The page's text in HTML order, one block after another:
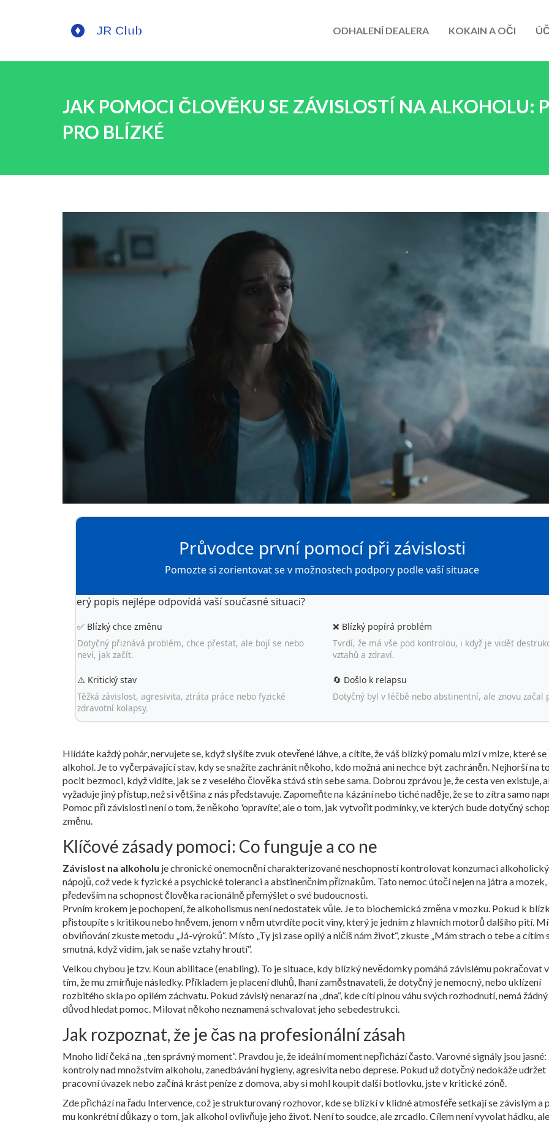
ODHALENÍ DEALERA KOKAIN A OČI
JAK POMOCI ČLOVĚKU SE ZÁVISLOSTÍ NA ALKOHOLU:
PRO BLÍZKÉ
Průvodce první pomocí při závislosti
Pomozte si zorientovat se v možnostech podpory podle vaší situace
Který popis nejlépe odpovídá vaší současné situaci?
✅ Blízký chce změnu
Dotyčný přiznává problém, chce přestat, ale bojí se nebo
neví, jak začít.
❌ Blízký popírá problém
Tvrdí, že má vše pod kontrolou, i když je vidět
vztahů a zdraví.
⚠️ Kritický stav
Těžká závislost, agresivita, ztráta práce nebo fyzické
zdravotní kolapsy.
🔄 Došlo k relapsu
Dotyčný byl v léčbě nebo abstinentní, ale znovu začal
Hlídáte každý pohár, nervujete se, když slyšíte zvuk otevřené láhve, a cítíte, že váš blízký pomalu mizí v mlze, které se
alkohol. Je to vyčerpávající stav, kdy se snažíte zachránit někoho, kdo možná ani nechce být zachráněn. Nejhorší na
pocit bezmoci, když vidíte, jak se z veselého člověka stává stín sebe sama. Dobrou zprávou je, že cesta ven existuje,
vyžaduje jiný přístup, než si většina z nás představuje. Zapomeňte na kázání nebo tiché naděje, že se to zítra samo
Pomoc při závislosti není o tom, že někoho 'opravíte', ale o tom, jak vytvořit podmínky, ve kterých bude dotyčný
změnu.
Klíčové zásady pomoci: Co funguje a co ne
Závislost na alkoholu jechronické onemocnění charakterizované neschopností kontrolovat konzumaci
nápojů, což vede k fyzické a psychické toleranci a abstinenčním příznakům. Tato nemoc útočí nejen na játra a mozek,
především na schopnost člověka racionálně přemýšlet o své budoucnosti.
Prvním krokem je pochopení, že alkoholismus není nedostatek vůle. Je to biochemická změna v mozku. Pokud k
přistoupíte s kritikou nebo hněvem, jenom v něm utvrdíte pocit viny, který je jedním z hlavních motorů dalšího pití.
obviňování zkuste metodu „Já-výroků“. Místo „Ty jsi zase opilý a ničíš nám život“, zkuste „Mám strach o tebe a cítím
smutná, když vidím, jak se naše vztahy hroutí“.
Velkou chybou je tzv. Koun abilitace(enabling). To je situace, kdy blízký nevědomky pomáhá závislému pokračovat
tím, že mu zmírňuje následky. Příkladem je placení dluhů, lhaní zaměstnavateli, že dotyčný je nemocný, nebo uklízení
rozbitého skla po opilém záchvatu. Pokud závislý nenarazí na „dna“, kde cítí plnou váhu svých rozhodnutí, nemá
důvod hledat pomoc. Milovat někoho neznamená schvalovat jeho sebedestrukci.
Jak rozpoznat, že je čas na profesionální zásah
Mnoho lidí čeká na „ten správný moment“. Pravdou je, že ideální moment nepřichází často. Varovné signály jsou
kontroly nad množstvím alkoholu, zanedbávání hygieny, agresivita nebo deprese. Pokud už dotyčný nedokáže udržet
pracovní úvazek nebo začíná krást peníze z domova, aby si mohl koupit další botlovku, jste v kritické zóně.
Zde přichází na řadu Intervence, což je strukturovaný rozhovor, kde se blízkí v klidné atmosféře setkají se závislým a
mu konkrétní důkazy o tom, jak alkohol ovlivňuje jeho život. Není to soudce, ale zrcadlo. Cílem není vyvolat hádku, ale